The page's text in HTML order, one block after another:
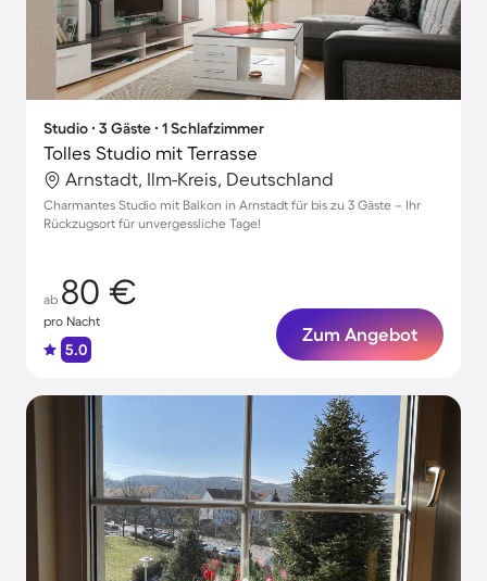
Studio ∙ 3 Gäste ∙ 1 Schlafzimmer
Tolles Studio mit Terrasse
Arnstadt, Ilm-Kreis, Deutschland
Charmantes Studio mit Balkon in Arnstadt für bis zu 3 Gäste – Ihr
Rückzugsort für unvergessliche Tage!
ab 80 €
pro Nacht
5.0
Zum Angebot